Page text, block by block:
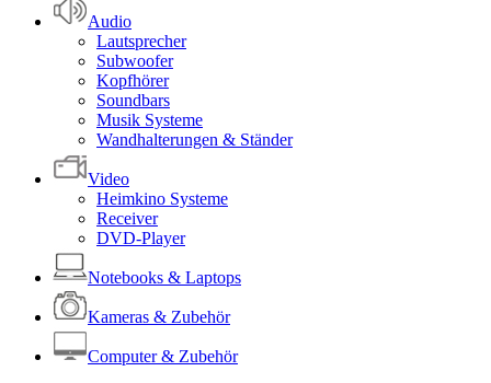
Audio
Lautsprecher
Subwoofer
Kopfhörer
Soundbars
Musik Systeme
Wandhalterungen & Ständer
Video
Heimkino Systeme
Receiver
DVD-Player
Notebooks & Laptops
Kameras & Zubehör
Computer & Zubehör